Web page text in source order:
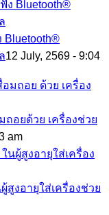
Bluetooth®
12 July, 2569 - 9:04
ถอยด้วย เครื่องช่วย
am
สูงอายุใส่เครื่องช่วย